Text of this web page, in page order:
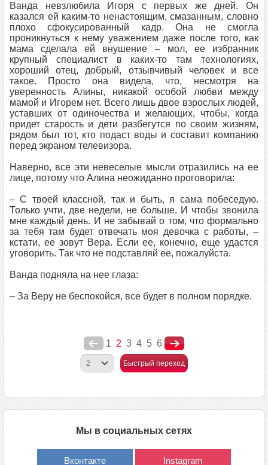
Ванда невзлюбила Игоря с первых же дней. Он
казался ей каким-то ненастоящим, смазанным, словно
плохо сфокусированный кадр. Она не смогла
проникнуться к нему уважением даже после того, как
мама сделала ей внушение – мол, ее избранник
крупный специалист в каких-то там технологиях,
хороший отец, добрый, отзывчивый человек и все
такое. Просто она видела, что, несмотря на
уверенность Алины, никакой особой любви между
мамой и Игорем нет. Всего лишь двое взрослых людей,
уставших от одиночества и желающих, чтобы, когда
придет старость и дети разбегутся по своим жизням,
рядом был тот, кто подаст воды и составит компанию
перед экраном телевизора.
Наверно, все эти невеселые мысли отразились на ее
лице, потому что Алина неожиданно проговорила:
– С твоей классной, так и быть, я сама побеседую.
Только учти, две недели, не больше. И чтобы звонила
мне каждый день. И не забывай о том, что формально
за тебя там будет отвечать моя девочка с работы, –
кстати, ее зовут Вера. Если ее, конечно, еще удастся
уговорить. Так что не подставляй ее, пожалуйста.
Ванда подняла на нее глаза:
– За Веру не беспокойся, все будет в полном порядке.
1 2 3 4 5 6
Быстрый переход
Мы в социальных сетях
Вконтакте Instagram